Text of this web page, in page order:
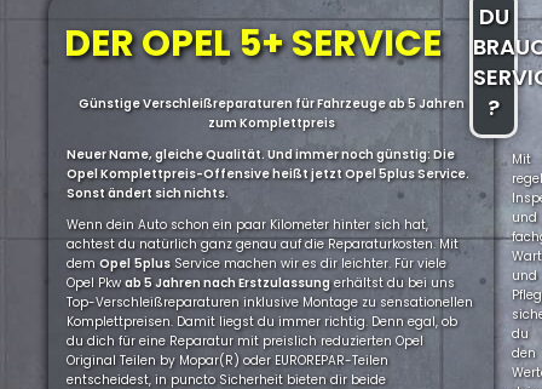
DER OPEL 5+ SERVICE
Günstige Verschleißreparaturen für Fahrzeuge ab 5 Jahren
zum Komplettpreis
Neuer Name, gleiche Qualität. Und immer noch günstig: Die
Opel Komplettpreis-Offensive heißt jetzt Opel 5plus Service.
Sonst ändert sich nichts.
Wenn dein Auto schon ein paar Kilometer hinter sich hat,
achtest du natürlich ganz genau auf die Reparaturkosten. Mit
dem Opel 5plusService machen wir es dir leichter. Für viele
Opel Pkwab 5 Jahren nach Erstzulassungerhältst du bei uns
Top-Verschleißreparaturen inklusive Montage zu sensationellen
Komplettpreisen. Damit liegst du immer richtig. Denn egal, ob
du dich für eine Reparatur mit preislich reduzierten Opel
Original Teilen by Mopar(R) oder EUROREPAR-Teilen
entscheidest, in puncto Sicherheit bieten dir beide
DU
?
Mit
und
und
du
den